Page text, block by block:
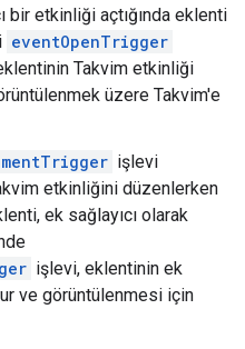
bir etkinliği açtığında eklenti
eventOpenTrigger
Takvim etkinliği
üzere Takvim'e
işlevi
etkinliğini düzenlerken
ek sağlayıcı olarak
işlevi, eklentinin ek
ve görüntülenmesi için